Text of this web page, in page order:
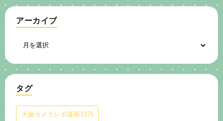
アーカイブ
タグ
大腸カメラレポ漫画(37)